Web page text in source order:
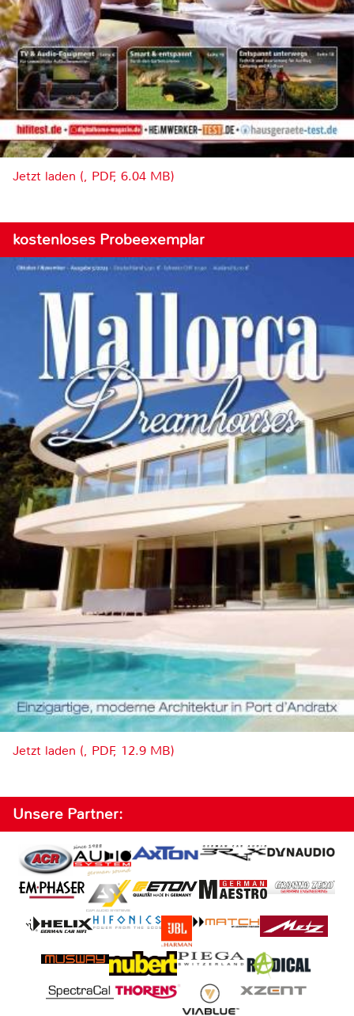
Jetzt laden (, PDF, 6.04 MB)
kostenloses Probeexemplar
Jetzt laden (, PDF, 12.9 MB)
Unsere Partner: